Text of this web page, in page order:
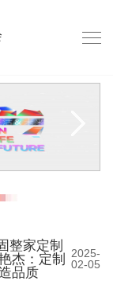
整家定制
杰：定制
品质
2025-
02-05